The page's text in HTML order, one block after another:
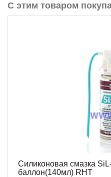
С этим товаром
Силиконовая смазка
баллон(140мл) RHT